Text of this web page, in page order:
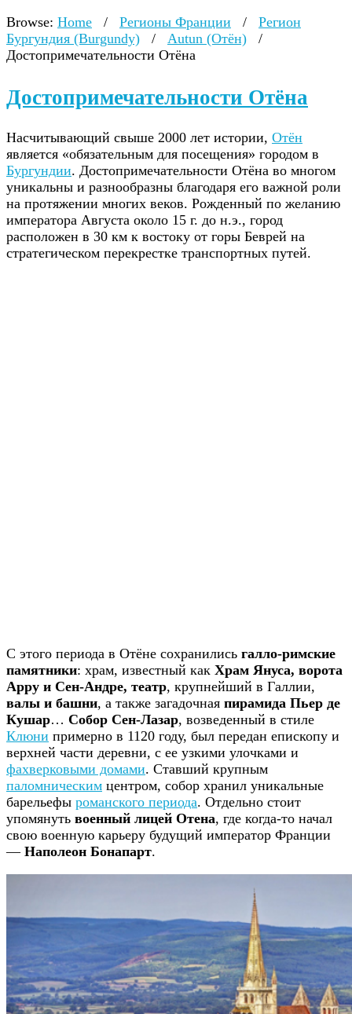
Browse: Home / Регионы Франции /
Регион
Бургундия (Burgundy)
/ Autun (Отён)
/
Достопримечательности Отёна
Достопримечательности Отёна
Насчитывающий свыше 2000 лет истории, Отён
является «обязательным для посещения» городом в
Бургундии. Достопримечательности Отёна во многом
уникальны и разнообразны благодаря его важной роли
на протяжении многих веков. Рожденный по желанию
императора Августа около 15 г. до н.э., город
расположен в 30 км к востоку от горы Беврей на
стратегическом перекрестке транспортных путей.
С этого периода в Отёне сохранились галло-римские
памятники: храм, известный как Храм Януса, ворота
Арру и Сен-Андре, театр, крупнейший в Галлии,
валы и башни, а также загадочная пирамида Пьер де
Кушар… Собор Сен-Лазар, возведенный в стиле
Клюни примерно в 1120 году, был передан епископу и
верхней части деревни, с ее узкими улочками и
фахверковыми домами. Ставший крупным
паломническим центром, собор хранил уникальные
барельефы романского периода. Отдельно стоит
упомянуть военный лицей Отена, где когда-то начал
свою военную карьеру будущий император Франции
— Наполеон Бонапарт.